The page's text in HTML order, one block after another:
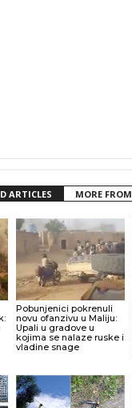
ARTICLES MORE
Pobunjenici pokrenuli
novu ofanzivu u Maliju:
Upali u gradove u
kojima se nalaze ruske i
vladine snage